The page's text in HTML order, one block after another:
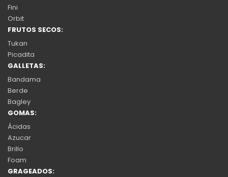
Fini
Orbit
FRUTOS SECOS:
Tukan
Picadita
GALLETAS:
Bandama
Berde
Bagley
GOMAS:
Ácidas
Azucar
Brillo
Foam
GRAGEADOS: